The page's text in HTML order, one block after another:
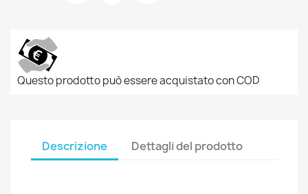
Questo prodotto può essere acquistato con COD
Descrizione Dettagli del prodotto